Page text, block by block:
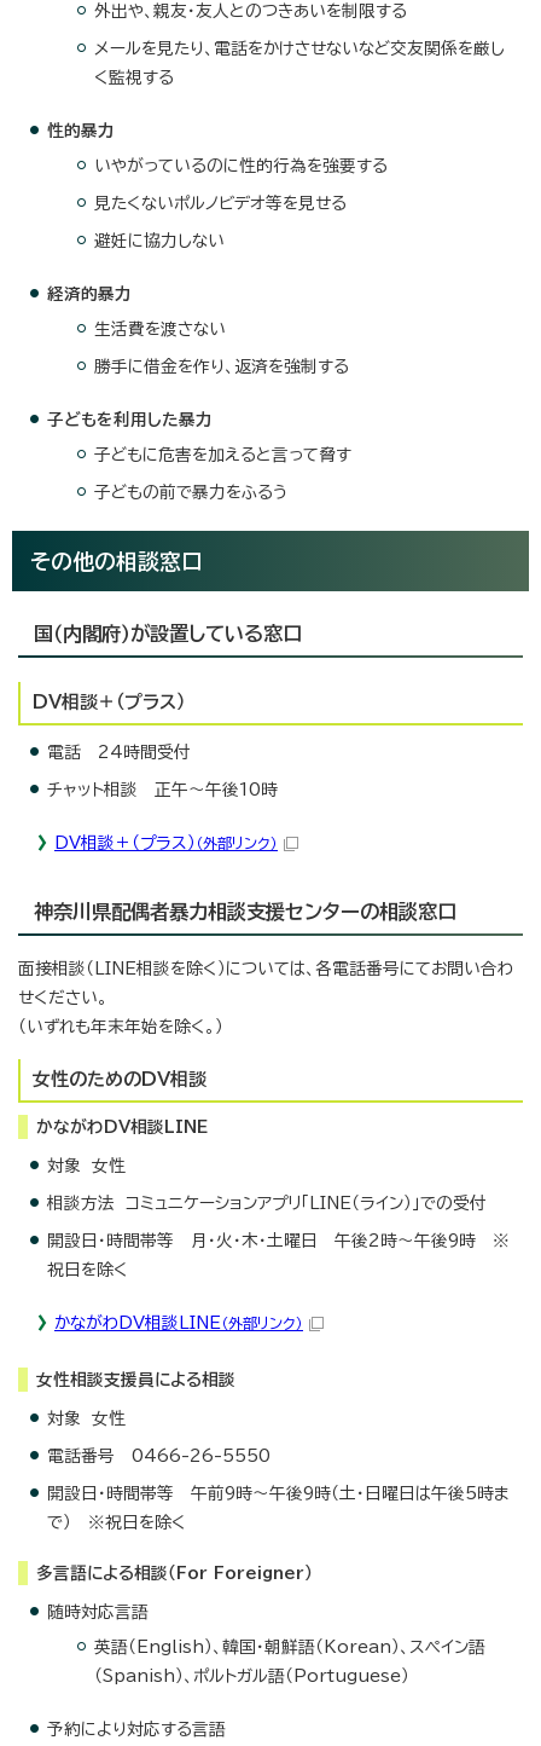
外出や、親友・友人とのつきあいを制限する
メールを見たり、電話をかけさせないなど交友関係を厳し
く監視する
性的暴力
いやがっているのに性的行為を強要する
見たくないポルノビデオ等を見せる
避妊に協力しない
経済的暴力
生活費を渡さない
勝手に借金を作り、返済を強制する
子どもを利用した暴力
子どもに危害を加えると言って脅す
子どもの前で暴力をふるう
その他の相談窓口
国（内閣府）が設置している窓口
DV相談＋（プラス）
電話 24時間受付
チャット相談 正午～午後10時
DV相談＋（プラス） （外部リンク）
神奈川県配偶者暴力相談支援センターの相談窓口
面接相談（LINE相談を除く）については、各電話番号にてお問い合わ
せください。
（いずれも年末年始を除く。）
女性のためのDV相談
かながわDV相談LINE
対象 女性
相談方法 コミュニケーションアプリ「LINE（ライン）」での受付
開設日・時間帯等 月・火・木・土曜日 午後2時～午後9時 ※
祝日を除く
かながわDV相談LINE （外部リンク）
女性相談支援員による相談
対象 女性
電話番号 0466-26-5550
開設日・時間帯等 午前9時～午後9時（土・日曜日は午後5時ま
で） ※祝日を除く
多言語による相談（For Foreigner）
随時対応言語
英語（English）、韓国・朝鮮語（Korean）、スペイン語
（Spanish）、ポルトガル語（Portuguese）
予約により対応する言語